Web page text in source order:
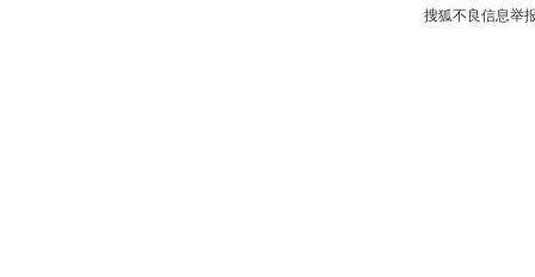
搜狐不良信息举